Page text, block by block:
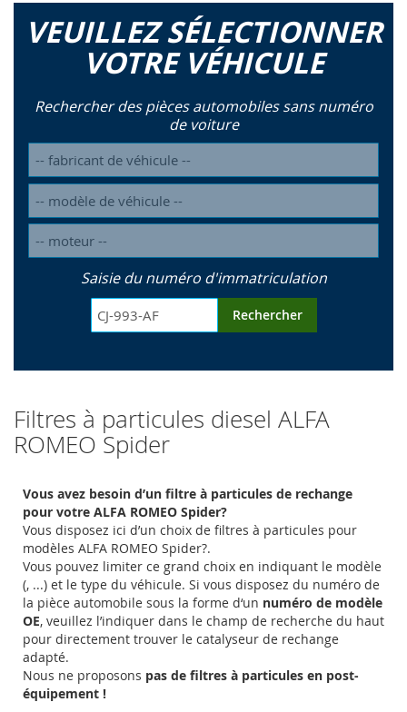
VEUILLEZ SÉLECTIONNER
VOTRE VÉHICULE
Rechercher des pièces automobiles sans numéro
de voiture
Saisie du numéro d'immatriculation
Rechercher
Filtres à particules diesel ALFA
ROMEO Spider
Vous avez besoin d’un filtre à particules de rechange
pour votre ALFA ROMEO Spider?
Vous disposez ici d’un choix de filtres à particules pour
modèles ALFA ROMEO Spider?.
Vous pouvez limiter ce grand choix en indiquant le modèle
(, ...) et le type du véhicule. Si vous disposez du numéro de
la pièce automobile sous la forme d‘un numéro de modèle
OE, veuillez l’indiquer dans le champ de recherche du haut
pour directement trouver le catalyseur de rechange
adapté.
Nous ne proposons pas de filtres à particules en post-
équipement !